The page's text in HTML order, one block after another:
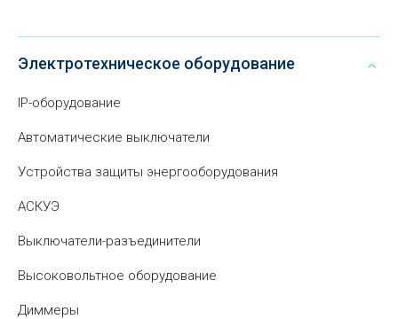
Электротехническое оборудование
IP-оборудование
Автоматические выключатели
Устройства защиты энергооборудования
АСКУЭ
Выключатели-разъединители
Высоковольтное оборудование
Диммеры